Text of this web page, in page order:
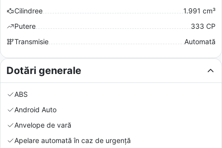
Cilindree
1.991 cm³
Putere
333 CP
Transmisie
Automată
Dotări generale
ABS
Android Auto
Anvelope de vară
Apelare automată în caz de urgență